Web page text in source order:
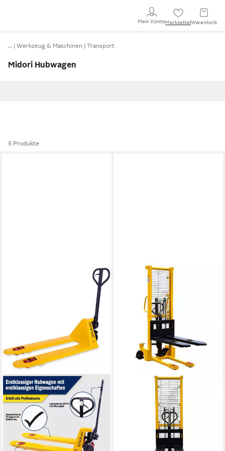
Mein KontoMerkzettel Warenkorb
… Werkzeug & Maschinen Transport
Midori Hubwagen
5 Produkte